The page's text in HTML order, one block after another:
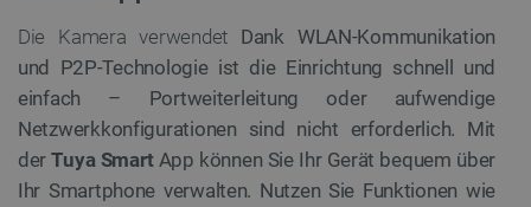
Die Kamera verwendet Dank WLAN-Kommunikation
und P2P-Technologie ist die Einrichtung schnell und
einfach – Portweiterleitung oder aufwendige
Netzwerkkonfigurationen sind nicht erforderlich. Mit
derTuya SmartApp können Sie Ihr Gerät bequem über
Ihr Smartphone verwalten. Nutzen Sie Funktionen wie